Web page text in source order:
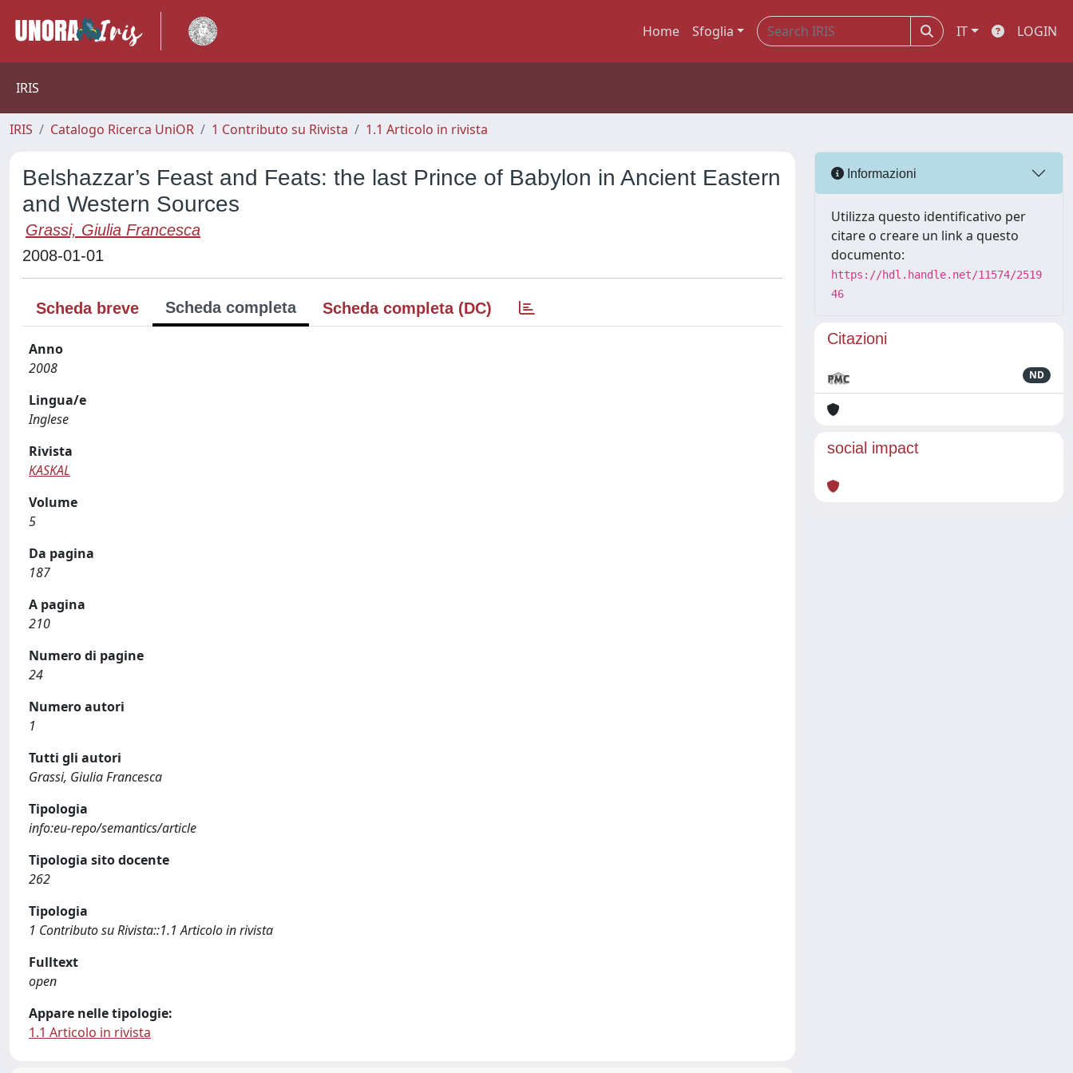
Home Sfoglia IT LOGIN
IRIS
IRIS Catalogo Ricerca UniOR 1 Contributo su Rivista 1.1 Articolo in rivista
Belshazzar’s Feast and Feats: the last Prince of Babylon in Ancient Eastern
and Western Sources
Grassi, Giulia Francesca
2008-01-01
Scheda breve Scheda completa Scheda completa (DC)
Anno
2008
Lingua/e
Inglese
Rivista
KASKAL
Volume
5
Da pagina
187
A pagina
210
Numero di pagine
24
Numero autori
1
Tutti gli autori
Grassi, Giulia Francesca
Tipologia
info:eu-repo/semantics/article
Tipologia sito docente
262
Tipologia
1 Contributo su Rivista::1.1 Articolo in rivista
Fulltext
open
Appare nelle tipologie:
1.1 Articolo in rivista
Informazioni
Utilizza questo identificativo per
citare o creare un link a questo
documento:
https://hdl.handle.net/11574/2519
46
Citazioni
ND
social impact